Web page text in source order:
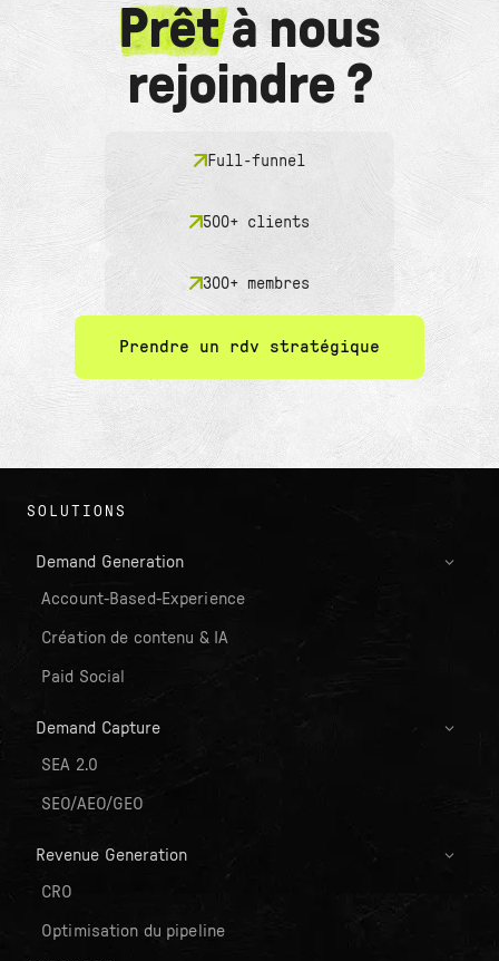
Prêtà nous
rejoindre ?
Full-funnel
500+ clients
300+ membres
Prendre un rdv stratégique
SOLUTIONS
Demand Generation
Account-Based-Experience
Création de contenu & IA
Paid Social
Demand Capture
SEA 2.0
SEO/AEO/GEO
Revenue Generation
CRO
Optimisation du pipeline